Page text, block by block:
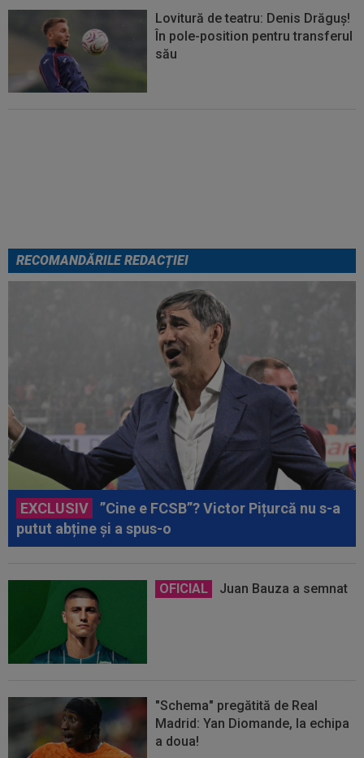
Lovitură de teatru: Denis Drăguș!
În pole-position pentru transferul
său
RECOMANDĂRILE REDACȚIEI
EXCLUSIV
”Cine e FCSB”? Victor Pițurcă nu s-a
putut abține și a spus-o
OFICIAL Juan Bauza a semnat
"Schema" pregătită de Real
Madrid: Yan Diomande, la echipa
a doua!